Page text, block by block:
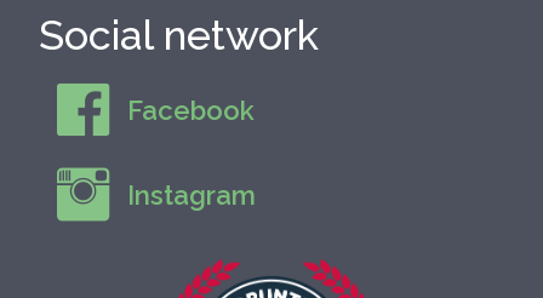
Social network
Facebook
Instagram